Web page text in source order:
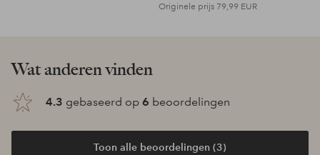
Originele prijs 79,99 EUR
Wat anderen vinden
4.3 gebaseerd op 6 beoordelingen
Toon alle beoordelingen (3)